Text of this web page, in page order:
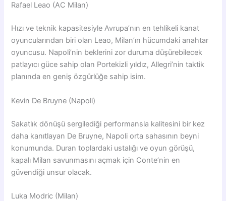
Rafael Leao (AC Milan)
Hızı ve teknik kapasitesiyle Avrupa’nın en tehlikeli kanat
oyuncularından biri olan Leao, Milan’ın hücumdaki anahtar
oyuncusu. Napoli’nin beklerini zor duruma düşürebilecek
patlayıcı güce sahip olan Portekizli yıldız, Allegri’nin taktik
planında en geniş özgürlüğe sahip isim.
Kevin De Bruyne (Napoli)
Sakatlık dönüşü sergilediği performansla kalitesini bir kez
daha kanıtlayan De Bruyne, Napoli orta sahasının beyni
konumunda. Duran toplardaki ustalığı ve oyun görüşü,
kapalı Milan savunmasını açmak için Conte’nin en
güvendiği unsur olacak.
Luka Modric (Milan)